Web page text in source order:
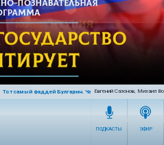
Тот самый Фаддей Булгарин. Часть 2Евгений Сазонов, Михаил
ПОДКАСТЫ ЭФИР